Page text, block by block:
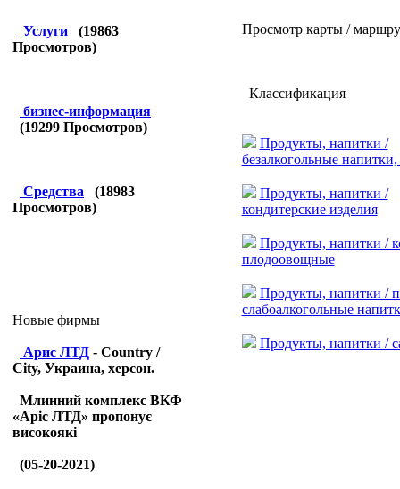
Услуги (19863
Просмотров)
бизнес-информация
(19299 Просмотров)
Средства (18983
Просмотров)
Новые фирмы
Арис ЛТД - Country /
City, Украина, херсон.
Млинний комплекс ВКФ
«Аріс ЛТД» пропонує
високоякі
(05-20-2021)
Просмотр карты /
Классификация
Продукты, напитки /
безалкогольные
Продукты, напитки /
кондитерские изделия
Продукты, напитки /
плодоовощные
Продукты, напитки /
слабоалкогольные
Продукты, напитки /